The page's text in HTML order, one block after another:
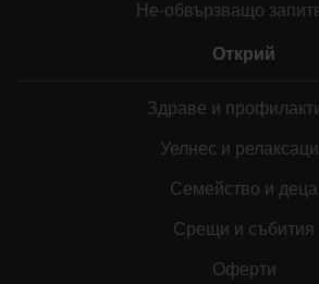
Не-обвързващо
Открий
Здраве и
Уелнес и
Семейство и деца
Срещи и събития
Оферти